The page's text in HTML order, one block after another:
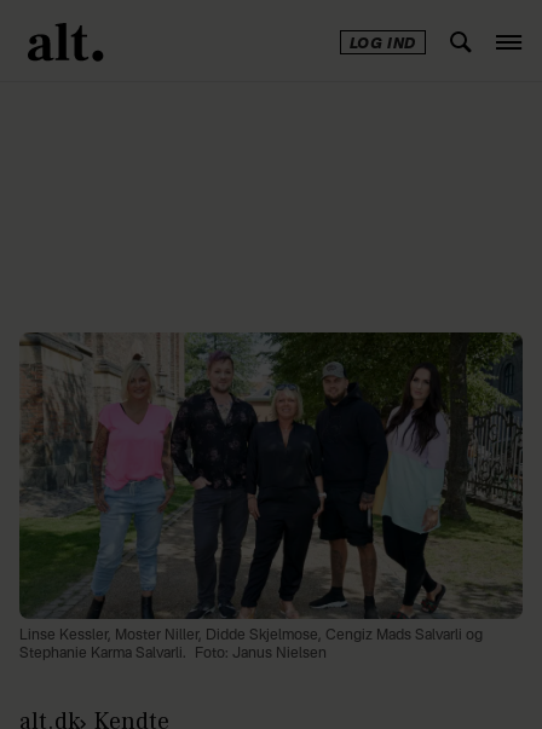
LOG IND
Linse Kessler, Moster Niller, Didde Skjelmose, Cengiz Mads Salvarli og
Stephanie Karma Salvarli.
Foto: Janus Nielsen
alt.dk Kendte